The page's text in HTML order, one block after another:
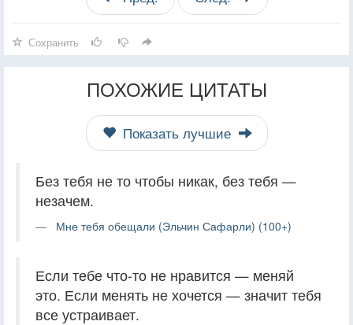
Сохранить
ПОХОЖИЕ ЦИТАТЫ
Показать лучшие
Без тебя не то чтобы никак, без тебя —
незачем.
Мне тебя обещали (Эльчин Сафарли) (100+)
Если тебе что-то не нравится — меняй
это. Если менять не хочется — значит тебя
все устраивает.